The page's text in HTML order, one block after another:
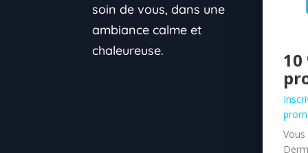
soin de vous, dans une
ambiance calme et
chaleureuse.